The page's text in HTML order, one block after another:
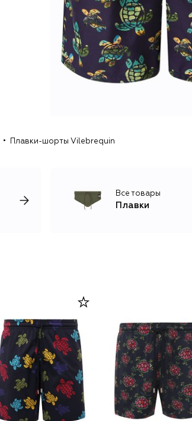
Плавки-шорты Vilebrequin
Все товары
Плавки